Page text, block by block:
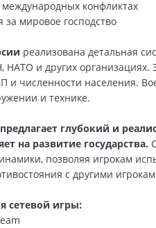
международных конфликтах
за мировое господство
реализована детальная
НАТО и других
и численности населения.
и технике.
глубокий и
на развитие государства.
позволяя игрокам
с другими
сетевой игры: